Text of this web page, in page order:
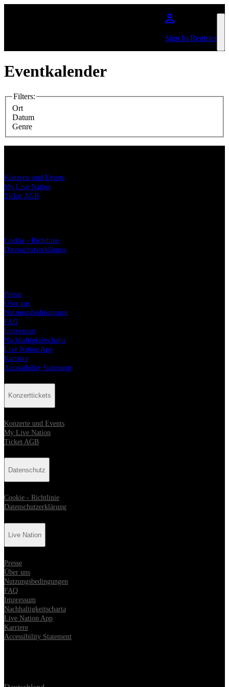
Sign In/Register
Eventkalender
Filters:
Ort
Datum
Genre
Konzerte und Events
My Live Nation
Ticket AGB
Cookie - Richtlinie
Datenschutzerklärung
Presse
Über uns
Nutzungsbedingungen
FAQ
Impressum
Nachhaltigkeitscharta
Live Nation App
Karriere
Accessibility Statement
Konzerttickets
Konzerte und Events
My Live Nation
Ticket AGB
Datenschutz
Cookie - Richtlinie
Datenschutzerklärung
Live Nation
Presse
Über uns
Nutzungsbedingungen
FAQ
Impressum
Nachhaltigkeitscharta
Live Nation App
Karriere
Accessibility Statement